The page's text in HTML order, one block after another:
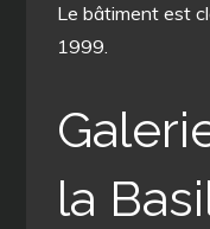
Le bâtiment est
1999.
la